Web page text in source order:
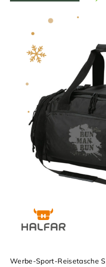
Werbe-Sport-Reisetasche